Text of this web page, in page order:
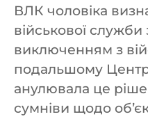
ВЛК чоловіка
військової
виключенням з
подальшому
анулювала це
сумніви щодо